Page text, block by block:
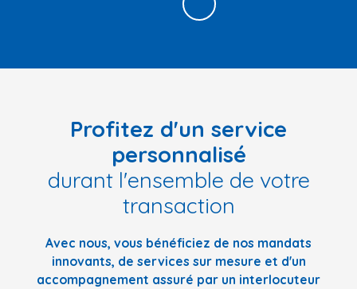
Profitez d'un service
personnalisé
durant l'ensemble de votre
transaction
Avec nous, vous bénéficiez de nos mandats
innovants, de services sur mesure et d'un
accompagnement assuré par un interlocuteur